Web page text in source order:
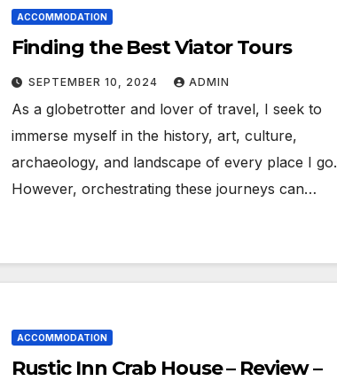
ACCOMMODATION
Finding the Best Viator Tours
SEPTEMBER 10, 2024 ADMIN
As a globetrotter and lover of travel, I seek to
immerse myself in the history, art, culture,
archaeology, and landscape of every place I go.
However, orchestrating these journeys can…
ACCOMMODATION
Rustic Inn Crab House – Review –